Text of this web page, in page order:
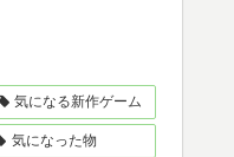
気になる新作ゲーム
気になった物